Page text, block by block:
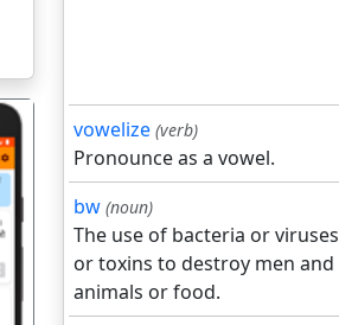
vowelize (verb)
Pronounce as a vowel.
bw (noun)
The use of bacteria or viruses
or toxins to destroy men and
animals or food.